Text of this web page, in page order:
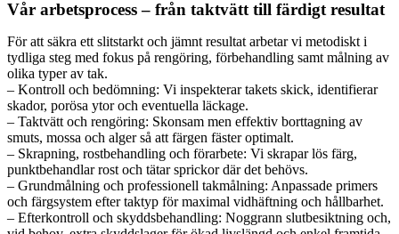
Vår arbetsprocess – från taktvätt till färdigt resultat
För att säkra ett slitstarkt och jämnt resultat arbetar vi metodiskt i
tydliga steg med fokus på rengöring, förbehandling samt målning av
olika typer av tak.
– Kontroll och bedömning: Vi inspekterar takets skick, identifierar
skador, porösa ytor och eventuella läckage.
– Taktvätt och rengöring: Skonsam men effektiv borttagning av
smuts, mossa och alger så att färgen fäster optimalt.
– Skrapning, rostbehandling och förarbete: Vi skrapar lös färg,
punktbehandlar rost och tätar sprickor där det behövs.
– Grundmålning och professionell takmålning: Anpassade primers
och färgsystem efter taktyp för maximal vidhäftning och hållbarhet.
– Efterkontroll och skyddsbehandling: Noggrann slutbesiktning och,